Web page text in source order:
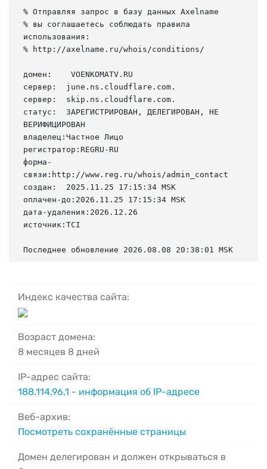
% Отправляя запрос в базу данных Axelname
% вы соглашаетесь соблюдать правила
использования:
% http://axelname.ru/whois/conditions/
домен:    VOENKOMATV.RU
сервер:  june.ns.cloudflare.com.
сервер:  skip.ns.cloudflare.com.
статус:  ЗАРЕГИСТРИРОВАН, ДЕЛЕГИРОВАН, НЕ
ВЕРИФИЦИРОВАН
владелец:Частное Лицо
регистратор:REGRU-RU
форма-
связи:http://www.reg.ru/whois/admin_contact
создан:  2025.11.25 17:15:34 MSK
оплачен-до:2026.11.25 17:15:34 MSK
дата-удаления:2026.12.26
источник:TCI
Последнее обновление 2026.08.08 20:38:01 MSK
Индекс качества сайта:
Возраст домена:
8 месяцев 8 дней
IP-адрес сайта:
188.114.96.1 - информация об IP-адресе
Веб-архив:
Посмотреть сохранённые страницы
Домен делегирован и должен открываться в